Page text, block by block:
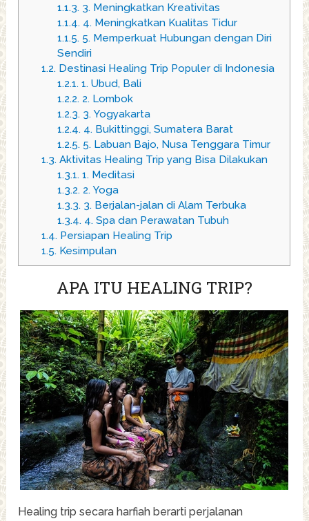
1.1.3.3. Meningkatkan Kreativitas
1.1.4.4. Meningkatkan Kualitas Tidur
1.1.5.5. Memperkuat Hubungan dengan Diri
Sendiri
1.2.Destinasi Healing Trip Populer di Indonesia
1.2.1.1. Ubud, Bali
1.2.2.2. Lombok
1.2.3.3. Yogyakarta
1.2.4.4. Bukittinggi, Sumatera Barat
1.2.5.5. Labuan Bajo, Nusa Tenggara Timur
1.3.Aktivitas Healing Trip yang Bisa Dilakukan
1.3.1.1. Meditasi
1.3.2.2. Yoga
1.3.3.3. Berjalan-jalan di Alam Terbuka
1.3.4.4. Spa dan Perawatan Tubuh
1.4.Persiapan Healing Trip
1.5.Kesimpulan
APA ITU HEALING TRIP?
Healing trip secara harfiah berarti perjalanan